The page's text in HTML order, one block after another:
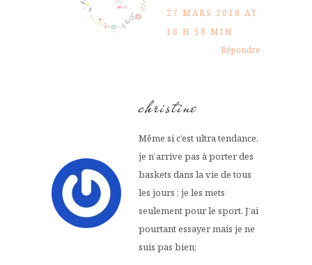
27 MARS 2018 AT
18 H 58 MIN
Répondre
christine
Même si c’est ultra tendance,
je n’arrive pas à porter des
baskets dans la vie de tous
les jours ; je les mets
seulement pour le sport. J’ai
pourtant essayer mais je ne
suis pas bien;